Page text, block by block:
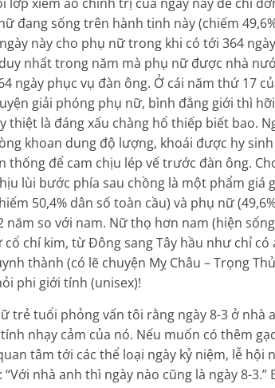
đang sống trên hành tinh này (chiếm
này cho phụ nữ trong khi có tới 364
nhất trong năm mà phụ nữ được nhà
ngày phục vụ đàn ông. Ở cái năm thứ 17
giải phóng phụ nữ, bình đẳng giới thì
thiệt là đáng xấu chàng hổ thiếp biết bao.
khoan dung độ lượng, khoái được hy
thống để cam chịu lép vế trước đàn ông.
lùi bước phía sau chồng là một phẩm giá
50,4% dân số toàn cầu) và phụ nữ
năm so với nam. Nữ thọ hơn nam (hiện
chí kim, từ Đông sang Tây hầu như chỉ
thành (có lẽ chuyện Mỵ Châu – Trọng
phi giới tính (unisex)!
trẻ tuổi phỏng vấn tôi rằng ngày 8-3 ở nhà
nhạy cảm của nó. Nếu muốn có thêm
tâm tới các thể loại ngày kỷ niệm, lễ hội
nhà anh thì ngày nào cũng là ngày 8-